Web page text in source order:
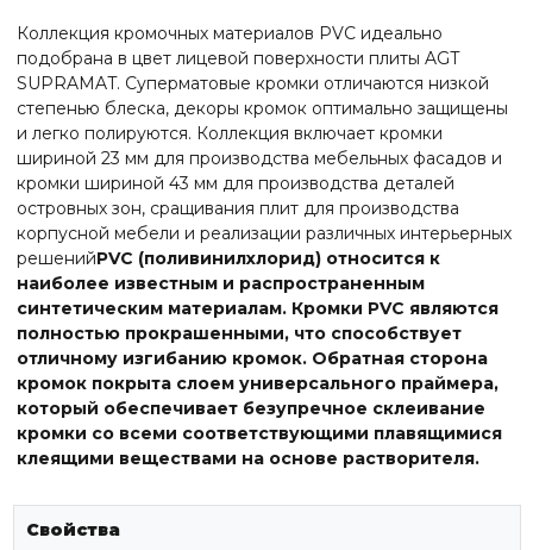
Коллекция кромочных материалов PVC идеально
подобрана в цвет лицевой поверхности плиты AGT
SUPRAMAT. Суперматовые кромки отличаются низкой
степенью блеска, декоры кромок оптимально защищены
и легко полируются. Коллекция включает кромки
шириной 23 мм для производства мебельных фасадов и
кромки шириной 43 мм для производства деталей
островных зон, сращивания плит для производства
корпусной мебели и реализации различных интерьерных
решенийPVC (поливинилхлорид) относится к
наиболее известным и распространенным
синтетическим материалам. Кромки PVC являются
полностью прокрашенными, что способствует
отличному изгибанию кромок. Обратная сторона
кромок покрыта слоем универсального праймера,
который обеспечивает безупречное склеивание
кромки со всеми соответствующими плавящимися
клеящими веществами на основе растворителя.
Свойства